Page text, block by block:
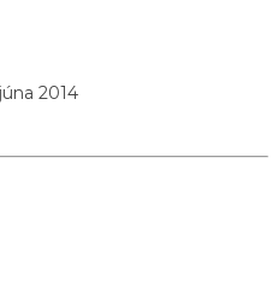
2014